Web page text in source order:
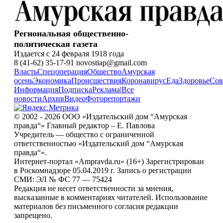
Региональная общественно-
политическая газета
Издается с 24 февраля 1918 года
8 (41-62) 35-17-91 novostiap@gmail.com
ВластьСпецоперацияОбществоАмурская
осеньЭкономикаПроисшествияКоронавирусЕдаЗдоровье
ИнформацияПодпискаРеклама|Все
новостиАрхивВидеоФоторепортажи
© 2002 - 2026 ООО «Издательский дом “Амурская
правда“» Главный редактор – Е. Павлова
Учредитель — общество с ограниченной
ответственностью «Издательский дом “Амурская
правда“».
Интернет-портал «Ampravda.ru» (16+) Зарегистрирован
в Роскомнадзоре 05.04.2019 г. Запись о регистрации
СМИ: ЭЛ № ФС 77 — 75424
Редакция не несет ответственности за мнения,
высказанные в комментариях читателей. Использование
материалов без письменного согласия редакции
запрещено.